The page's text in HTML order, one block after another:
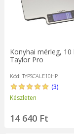
Konyhai mérleg, 10
Taylor Pro
Kód: TYPSCALE10HP
(3)
Készleten
14 640 Ft